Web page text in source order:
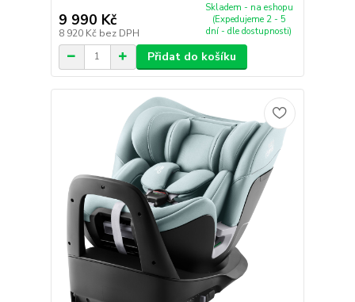
9 990 Kč
8 920 Kč bez DPH
Skladem - na eshopu
(Expedujeme 2 - 5
dní - dle dostupnosti)
Přidat do košíku